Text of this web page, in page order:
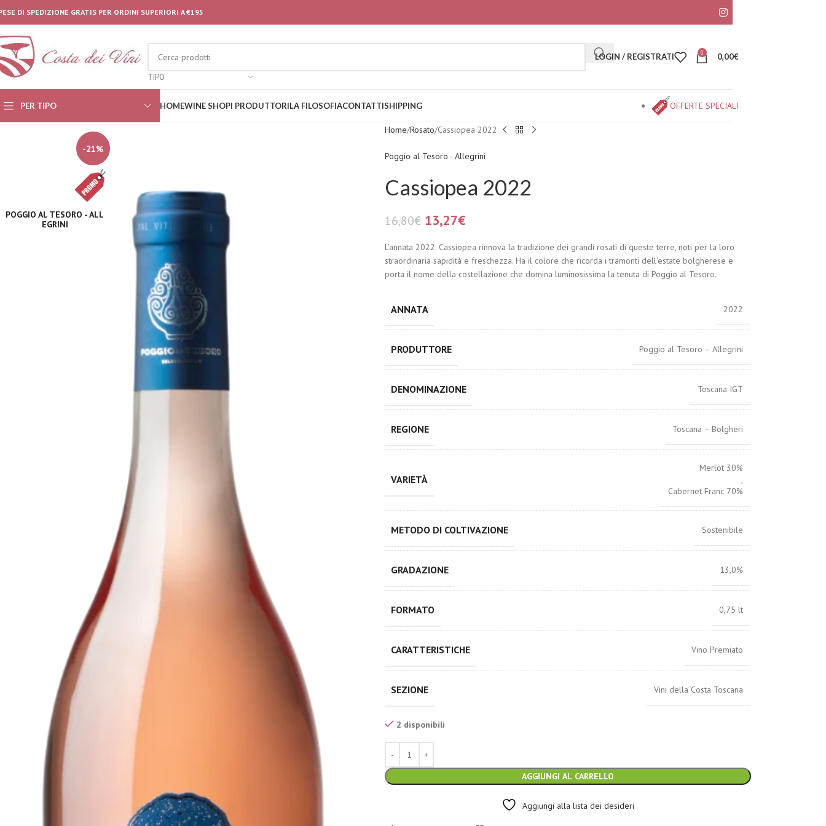
DI SPEDIZIONE GRATIS PER ORDINI SUPERIORI A €195
TIPO
LOGIN / REGISTRATI 0 0,00€
PER TIPO HOMEWINE SHOPI PRODUTTORILA FILOSOFIACONTATTISHIPPING OFFERTE SPECIALI
-21%
POGGIO AL TESORO - ALL
EGRINI
Home Rosato Cassiopea 2022
Poggio al Tesoro - Allegrini
Cassiopea 2022
16,80€ 13,27€
L’annata 2022. Cassiopea rinnova la tradizione dei grandi rosati di queste terre, noti per la loro
straordinaria sapidità e freschezza. Ha il colore che ricorda i tramonti dell’estate bolgherese e
porta il nome della costellazione che domina luminosissima la tenuta di Poggio al Tesoro.
ANNATA 2022
PRODUTTORE Poggio al Tesoro – Allegrini
DENOMINAZIONE Toscana IGT
REGIONE Toscana – Bolgheri
VARIETÀ
Merlot 30%
,
Cabernet Franc 70%
METODO DI COLTIVAZIONE Sostenibile
GRADAZIONE 13,0%
FORMATO 0,75 lt
CARATTERISTICHE Vino Premiato
SEZIONE Vini della Costa Toscana
2 disponibili
AGGIUNGI AL CARRELLO
Aggiungi alla lista dei desideri